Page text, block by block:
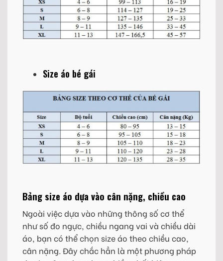
Size áo bé gái
Bảng size áo dựa vào cân nặng, chiều cao
Ngoài việc dựa vào những thông số cơ thể
như số đo ngực, chiều ngang vai và chiều dài
áo, bạn có thể chọn size áo theo chiều cao,
cân nặng. Đây chắc hẳn là một phương pháp